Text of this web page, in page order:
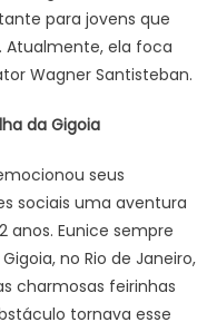
para jovens que
ela foca
Wagner Santisteban.
da Gigoia
seus
sociais uma aventura
anos. Eunice sempre
no Rio de Janeiro,
charmosas feirinhas
tornava esse